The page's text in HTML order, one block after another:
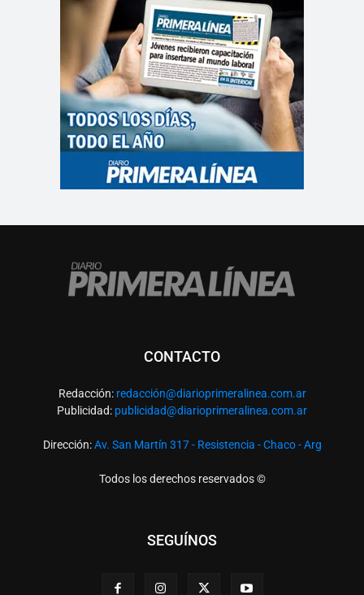
CONTACTO
Redacción: redacción@diarioprimeralinea.com.ar
Publicidad: publicidad@diarioprimeralinea.com.ar
Dirección:Av. San Martín 317 - Resistencia - Chaco - Arg
Todos los derechos reservados ©
SEGUÍNOS